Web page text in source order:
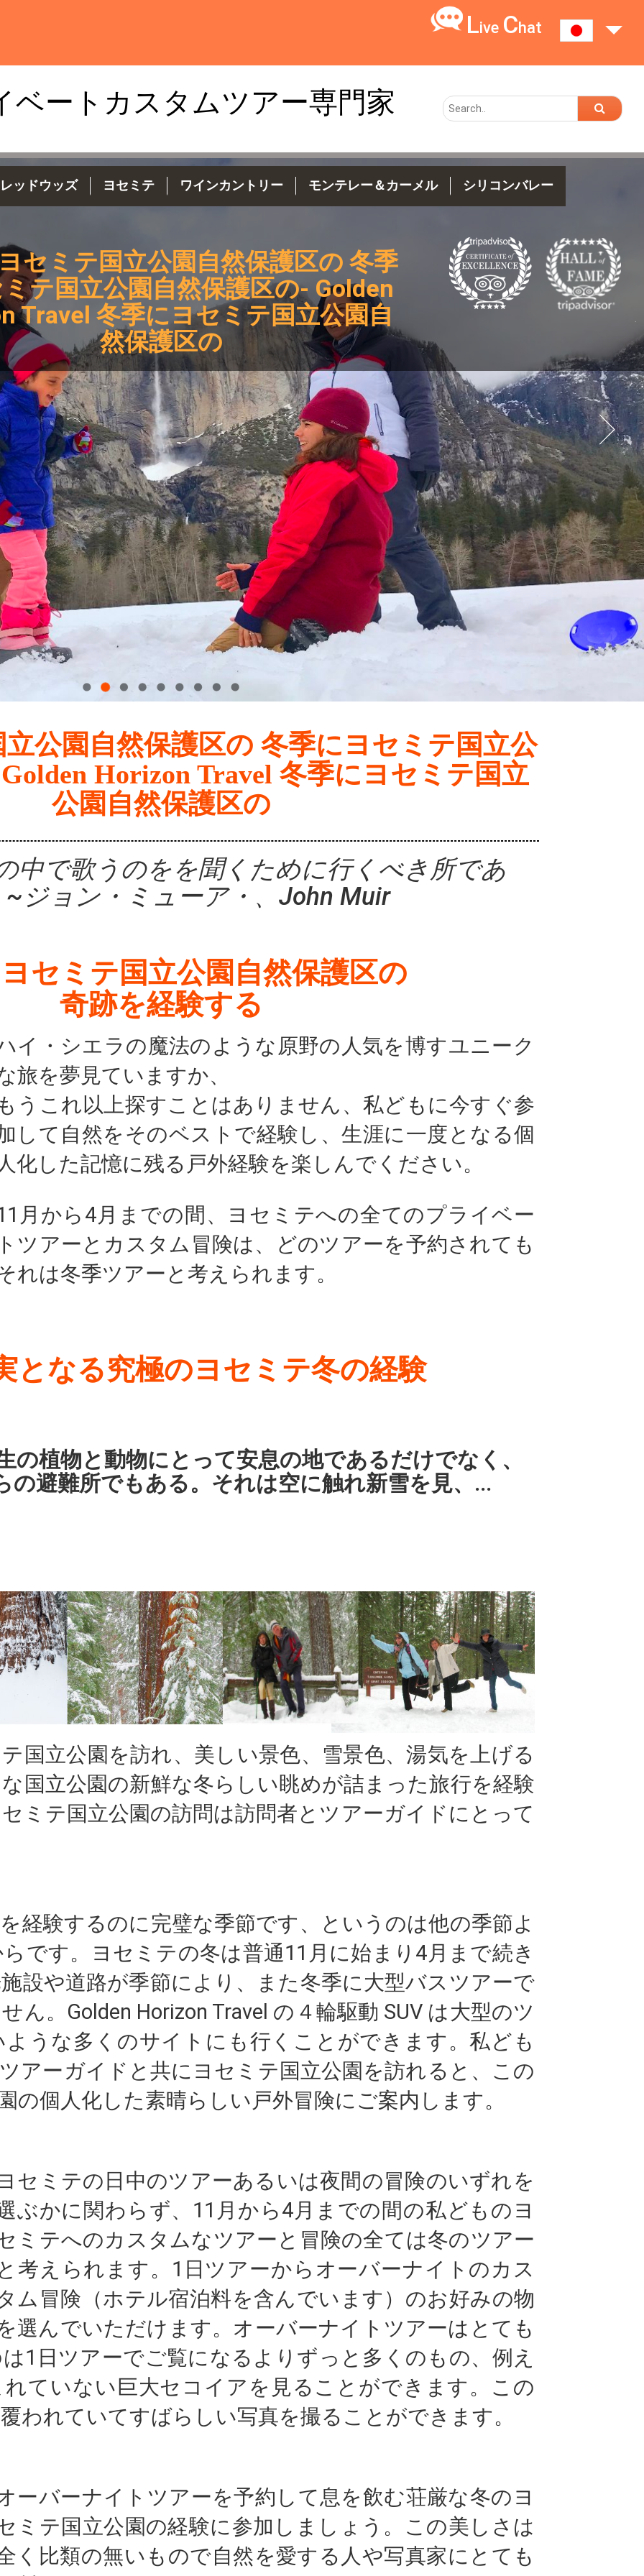
Live Chat
ベートカスタムツアー専門家
レッドウッズ ヨセミテ ワインカントリー モンテレー＆カーメル シリコンバレー
セミテ国立公園自然保護区の 冬季
テ国立公園自然保護区の- Golden
Travel 冬季にヨセミテ国立公園自
然保護区の
公園自然保護区の 冬季にヨセミテ国立公
Horizon Travel 冬季にヨセミテ国立
公園自然保護区の
中で歌うのをを聞くために行くべき所であ
ジョン・ミューア・、John Muir
セミテ国立公園自然保護区の
奇跡を経験する
イ・シエラの魔法のような原野の人気を博すユニーク
旅を夢見ていますか、
うこれ以上探すことはありません、私どもに今すぐ参
して自然をそのベストで経験し、生涯に一度となる個
化した記憶に残る戸外経験を楽しんでください。
月から4月までの間、ヨセミテへの全てのプライベー
ツアーとカスタム冒険は、どのツアーを予約されても
れは冬季ツアーと考えられます。
となる究極のヨセミテ冬の経験
の植物と動物にとって安息の地であるだけでなく、
所でもある。それは空に触れ新雪を見、...
国立公園を訪れ、美しい景色、雪景色、湯気を上げる
国立公園の新鮮な冬らしい眺めが詰まった旅行を経験
ミテ国立公園の訪問は訪問者とツアーガイドにとって
経験するのに完璧な季節です、というのは他の季節よ
です。ヨセミテの冬は普通11月に始まり4月まで続き
設や道路が季節により、また冬季に大型バスツアーで
ん。Golden Horizon Travel の４輪駆動 SUV は大型のツ
うな多くのサイトにも行くことができます。私ども
アーガイドと共にヨセミテ国立公園を訪れると、この
の個人化した素晴らしい戸外冒険にご案内します。
セミテの日中のツアーあるいは夜間の冒険のいずれを
ぶかに関わらず、11月から4月までの間の私どものヨ
ミテへのカスタムなツアーと冒険の全ては冬のツアー
考えられます。1日ツアーからオーバーナイトのカス
ム冒険（ホテル宿泊料を含んでいます）のお好みの物
選んでいただけます。オーバーナイトツアーはとても
1日ツアーでご覧になるよりずっと多くのもの、例え
ていない巨大セコイアを見ることができます。この
われていてすばらしい写真を撮ることができます。
ーバーナイトツアーを予約して息を飲む荘厳な冬のヨ
ミテ国立公園の経験に参加しましょう。この美しさは
く比類の無いもので自然を愛する人や写真家にとても